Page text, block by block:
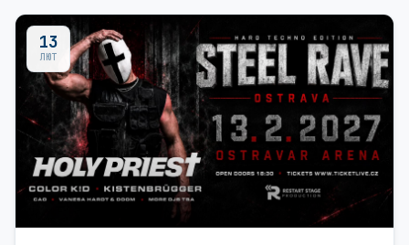
13
ЛЮТ